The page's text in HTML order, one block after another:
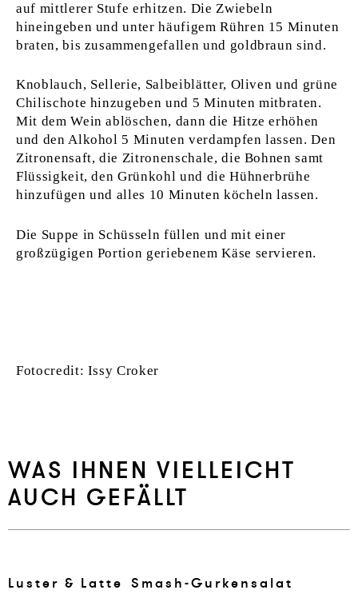
auf mittlerer Stufe erhitzen. Die Zwiebeln
hineingeben und unter häufigem Rühren 15 Minuten
braten, bis zusammengefallen und goldbraun sind.
Knoblauch, Sellerie, Salbeiblätter, Oliven und grüne
Chilischote hinzugeben und 5 Minuten mitbraten.
Mit dem Wein ablöschen, dann die Hitze erhöhen
und den Alkohol 5 Minuten verdampfen lassen. Den
Zitronensaft, die Zitronenschale, die Bohnen samt
Flüssigkeit, den Grünkohl und die Hühnerbrühe
hinzufügen und alles 10 Minuten köcheln lassen.
Die Suppe in Schüsseln füllen und mit einer
großzügigen Portion geriebenem Käse servieren.
Fotocredit: Issy Croker
WAS IHNEN VIELLEICHT
AUCH GEFÄLLT
Lus­ter & Lat­te Smash-Gur­kensalat